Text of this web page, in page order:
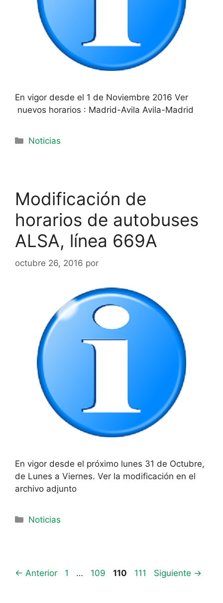
En vigor desde el 1 de Noviembre 2016 Ver
nuevos horarios : Madrid-Avila Avila-Madrid
Noticias
Modificación de
horarios de autobuses
ALSA, línea 669A
octubre 26, 2016 por
En vigor desde el próximo lunes 31 de Octubre,
de Lunes a Viernes. Ver la modificación en el
archivo adjunto
Noticias
← Anterior 1 … 109 110 111 Siguiente →